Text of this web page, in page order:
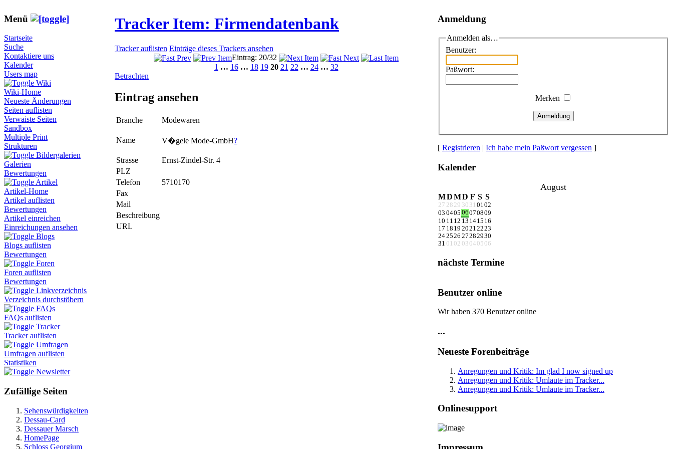
Menü
Startseite
Suche
Kontaktiere uns
Kalender
Users map
Wiki
Wiki-Home
Neueste Änderungen
Seiten auflisten
Verwaiste Seiten
Sandbox
Multiple Print
Strukturen
Bildergalerien
Galerien
Bewertungen
Artikel
Artikel-Home
Artikel auflisten
Bewertungen
Artikel einreichen
Einreichungen ansehen
Blogs
Blogs auflisten
Bewertungen
Foren
Foren auflisten
Bewertungen
Linkverzeichnis
Verzeichnis durchstöbern
FAQs
FAQs auflisten
Tracker
Tracker auflisten
Umfragen
Umfragen auflisten
Statistiken
Newsletter
Zufällige Seiten
Sehenswürdigkeiten
Dessau-Card
Dessauer Marsch
HomePage
Schloss Georgium
Tracker Item: Firmendatenbank
Tracker auflisten Einträge dieses Trackers ansehen
Eintrag: 20/32
1 … 16 … 18 19 20 21 22 … 24 … 32
Betrachten
Eintrag ansehen
Branche Modewaren
Name V�gele Mode-GmbH?
Strasse
Ernst-Zindel-Str. 4
PLZ
Telefon
5710170
Fax
Mail
Beschreibung
URL
Anmeldung
Anmelden als…
Benutzer:
Paßwort:
Merken
Anmeldung
[ Registrieren | Ich habe mein Paßwort vergessen ]
Kalender
August
MDMD F S S
27 28 29 30 31 0102
03 0405 06070809
10 11 12 13 1415 16
17 18 19 20212223
242526 27282930
31 01 02 03 04 05 06
nächste Termine
Benutzer online
Wir haben 370 Benutzer online
...
Neueste Forenbeiträge
Anregungen und Kritik: Im glad I now signed up
Anregungen und Kritik: Umlaute im Tracker...
Anregungen und Kritik: Umlaute im Tracker...
Onlinesupport